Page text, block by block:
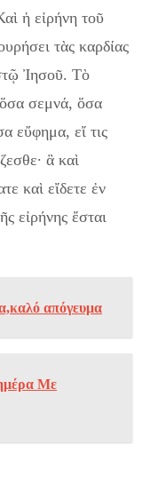
ἡ εἰρήνη τοῦ
τὰς καρδίας
Ἰησοῦ. Τὸ
σεμνά, ὅσα
εὔφημα, εἴ τις
ἃ καὶ
καὶ εἴδετε ἐν
εἰρήνης ἔσται
απόγευμα
Με